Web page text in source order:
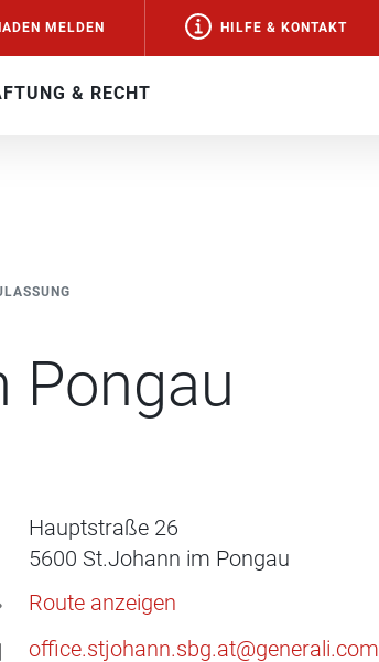
MELDEN HILFE & KONTAKT
& RECHT
Pongau
Hauptstraße 26
5600 St.Johann im Pongau
Route anzeigen
office.stjohann.sbg.at@generali.com